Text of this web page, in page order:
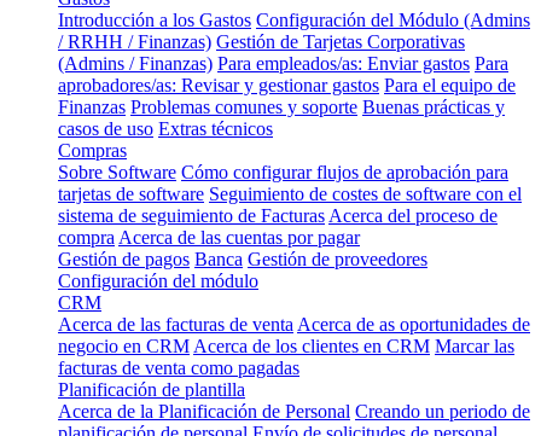
Introducción a los Gastos Configuración del Módulo (Admins
/ RRHH / Finanzas) Gestión de Tarjetas Corporativas
(Admins / Finanzas) Para empleados/as: Enviar gastos Para
aprobadores/as: Revisar y gestionar gastos Para el equipo de
Finanzas Problemas comunes y soporte Buenas prácticas y
casos de uso Extras técnicos
Compras
Sobre Software Cómo configurar flujos de aprobación para
tarjetas de software Seguimiento de costes de software con el
sistema de seguimiento de Facturas Acerca del proceso de
compra Acerca de las cuentas por pagar
Gestión de pagos Banca Gestión de proveedores
Configuración del módulo
CRM
Acerca de las facturas de venta Acerca de as oportunidades de
negocio en CRM Acerca de los clientes en CRM Marcar las
facturas de venta como pagadas
Planificación de plantilla
Acerca de la Planificación de Personal Creando un periodo de